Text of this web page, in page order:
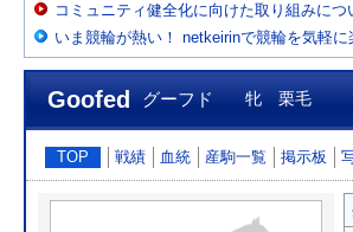
コミュニティ健全化に向けた取り組みにつ
いま競輪が熱い！ netkeirinで競輪を気軽に
Goofed グーフド 牝 栗毛
TOP 戦績 血統 産駒一覧 掲示板